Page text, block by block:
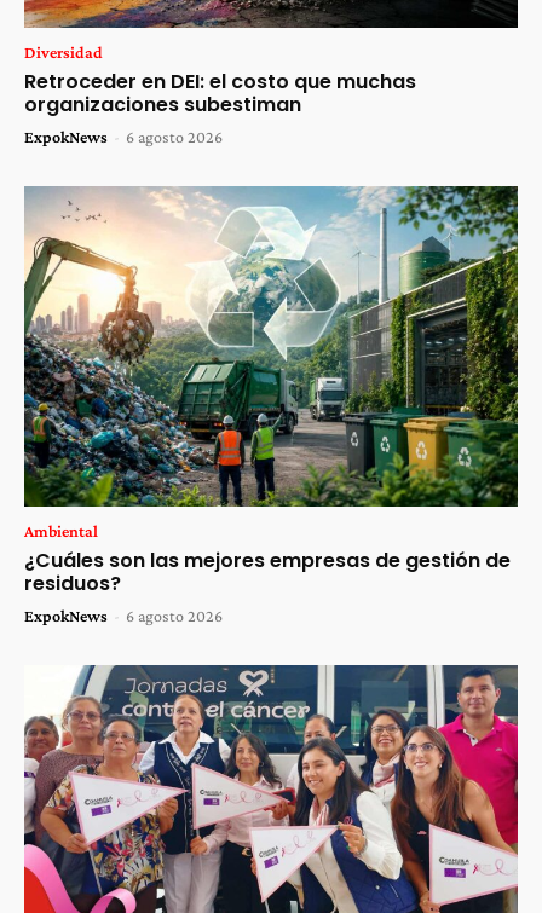
Diversidad
Retroceder en DEI: el costo que muchas
organizaciones subestiman
ExpokNews - 6 agosto 2026
Ambiental
¿Cuáles son las mejores empresas de gestión de
residuos?
ExpokNews - 6 agosto 2026